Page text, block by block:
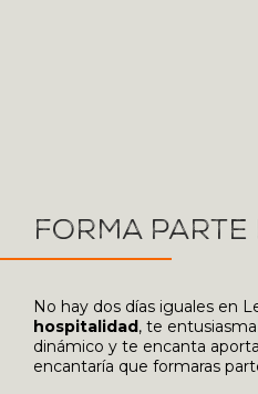
Forma Parte
No hay dos días iguales en
hospitalidad, te
dinámico y te encanta
encantaría que formaras